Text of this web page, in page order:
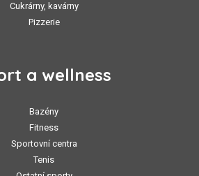
Cukrárny, kavárny
Pizzerie
a wellness
Bazény
Fitness
Sportovní centra
Tenis